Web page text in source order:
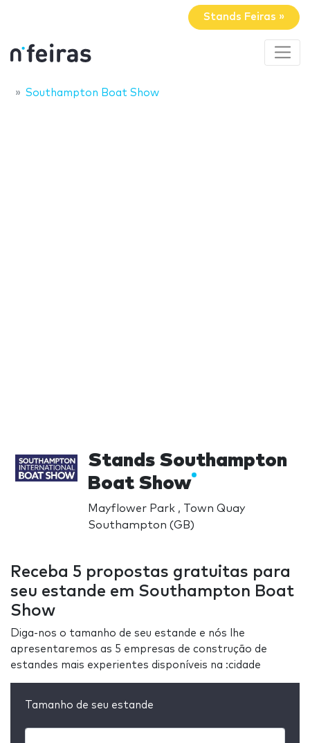
Stands Feiras »
Southampton Boat Show
Stands Southampton
Boat Show
Mayflower Park , Town Quay
Southampton (GB)
Receba 5 propostas gratuitas para
seu estande em Southampton Boat
Show
Diga-nos o tamanho de seu estande e nós lhe
apresentaremos as 5 empresas de construção de
estandes mais experientes disponíveis na :cidade
Tamanho de seu estande